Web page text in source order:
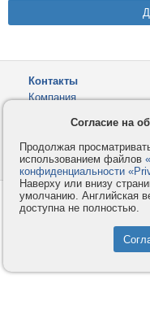
Контакты
Компания
© 2008-2026
Согласие на
Продолжая
использованием файлов
конфиденциальности
Наверху или внизу
умолчанию. Английская
доступна не полностью.